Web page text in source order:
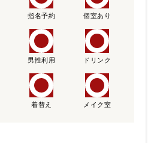
指名予約 個室あり
男性利用 ドリンク
着替え メイク室